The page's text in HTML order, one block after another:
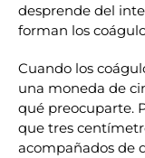
desprende del
forman los
Cuando los
una moneda de
qué preocuparte.
que tres
acompañados de